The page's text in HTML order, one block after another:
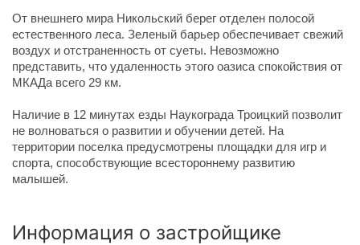
От внешнего мира Никольский берег отделен полосой
естественного леса. Зеленый барьер обеспечивает свежий
воздух и отстраненность от суеты. Невозможно
представить, что удаленность этого оазиса спокойствия от
МКАДа всего 29 км.
Наличие в 12 минутах езды Наукограда Троицкий позволит
не волноваться о развитии и обучении детей. На
территории поселка предусмотрены площадки для игр и
спорта, способствующие всестороннему развитию
малышей.
Информация о застройщике